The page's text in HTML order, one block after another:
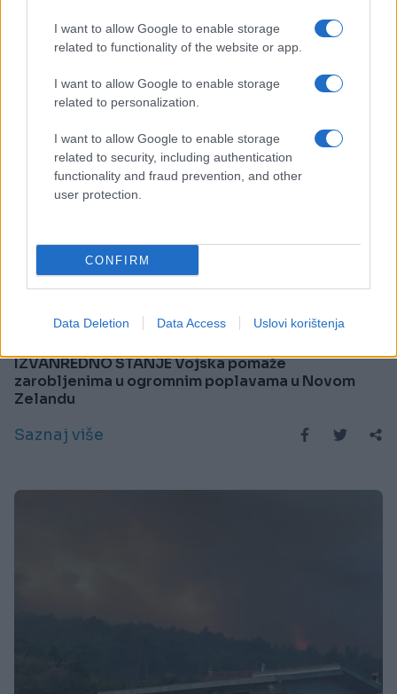
I want to allow Google to enable storage
related to functionality of the website or app.
I want to allow Google to enable storage
related to personalization.
I want to allow Google to enable storage
related to security, including authentication
functionality and fraud prevention, and other
user protection.
CONFIRM
Data Deletion Data Access Uslovi korištenja
SVIJET
IZVANREDNO STANJE Vojska pomaže
zarobljenima u ogromnim poplavama u Novom
Zelandu
Saznaj više